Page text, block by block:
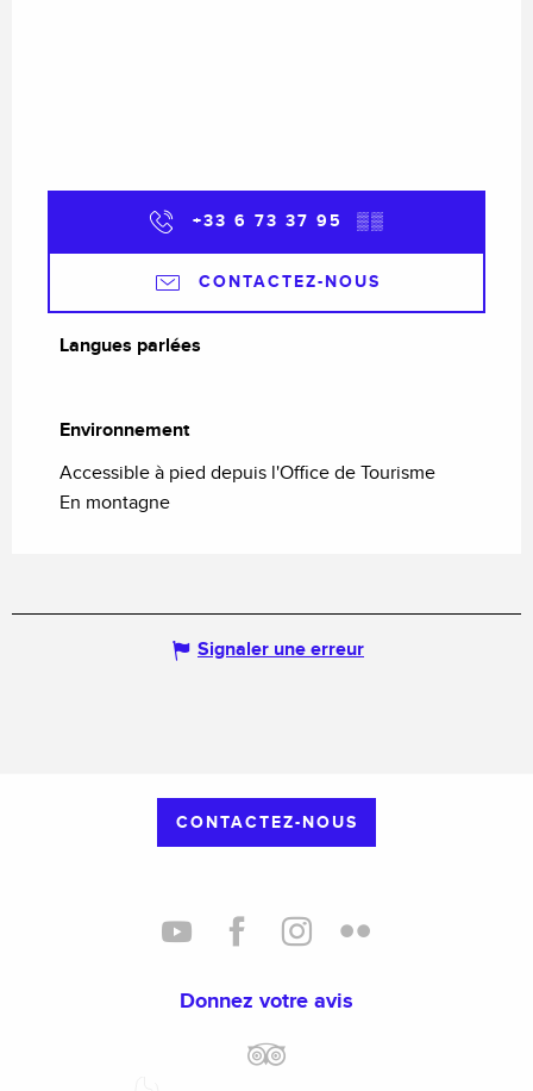
+33 6 73 37 95 ▒▒
CONTACTEZ-NOUS
Langues parlées
Langues parlées
Environnement
Environnement
Accessible à pied depuis l'Office de Tourisme
En montagne
Signaler une erreur
CONTACTEZ-NOUS
Donnez votre avis